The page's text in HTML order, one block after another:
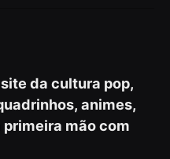
da cultura pop,
animes,
mão com